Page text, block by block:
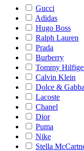
Gucci
Adidas
Hugo Boss
Ralph Lauren
Prada
Burberry
Tommy
Calvin Klein
Dolce &
Lacoste
Chanel
Dior
Puma
Nike
Stella